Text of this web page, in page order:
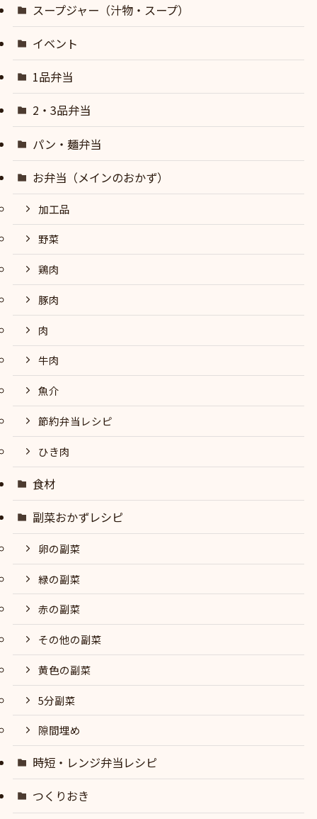
スープジャー（汁物・スープ）
イベント
1品弁当
2・3品弁当
パン・麺弁当
お弁当（メインのおかず）
加工品
野菜
鶏肉
豚肉
肉
牛肉
魚介
節約弁当レシピ
ひき肉
食材
副菜おかずレシピ
卵の副菜
緑の副菜
赤の副菜
その他の副菜
黄色の副菜
5分副菜
隙間埋め
時短・レンジ弁当レシピ
つくりおき